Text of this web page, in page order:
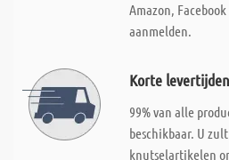
Amazon,
aanmelden.
Korte levertijden
99% van alle
beschikbaar. U
knutselartikelen